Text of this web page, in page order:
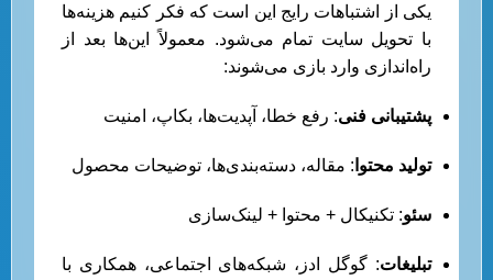
یکی از اشتباهات رایج این است که فکر کنیم هزینه‌ها
با تحویل سایت تمام می‌شود. معمولاً این‌ها بعد از
راه‌اندازی وارد بازی می‌شوند:
پشتیبانی فنی: رفع خطا، آپدیت‌ها، بکاپ، امنیت
تولید محتوا : مقاله، دسته‌بندی‌ها، توضیحات محصول
سئو: تکنیکال + محتوا + لینک‌سازی
تبلیغات: گوگل ادز، شبکه‌های اجتماعی، همکاری با